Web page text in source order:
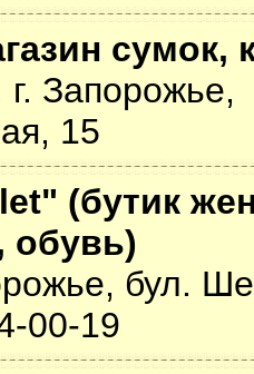
сумок,
Запорожье,
15
(бутик
обувь)
бул.
00-19